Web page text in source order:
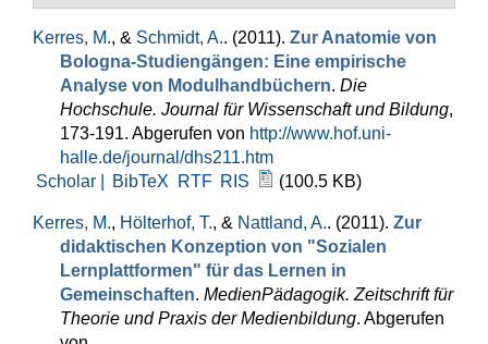
Kerres, M., & Schmidt, A.. (2011). Zur Anatomie von
Bologna-Studiengängen: Eine empirische
Analyse von Modulhandbüchern. Die
Hochschule. Journal für Wissenschaft und Bildung,
173-191. Abgerufen von http://www.hof.uni-
halle.de/journal/dhs211.htm
Scholar |
BibTeX RTF RIS (100.5 KB)
Kerres, M., Hölterhof, T., & Nattland, A.. (2011). Zur
didaktischen Konzeption von "Sozialen
Lernplattformen" für das Lernen in
Gemeinschaften. MedienPädagogik. Zeitschrift für
Theorie und Praxis der Medienbildung. Abgerufen